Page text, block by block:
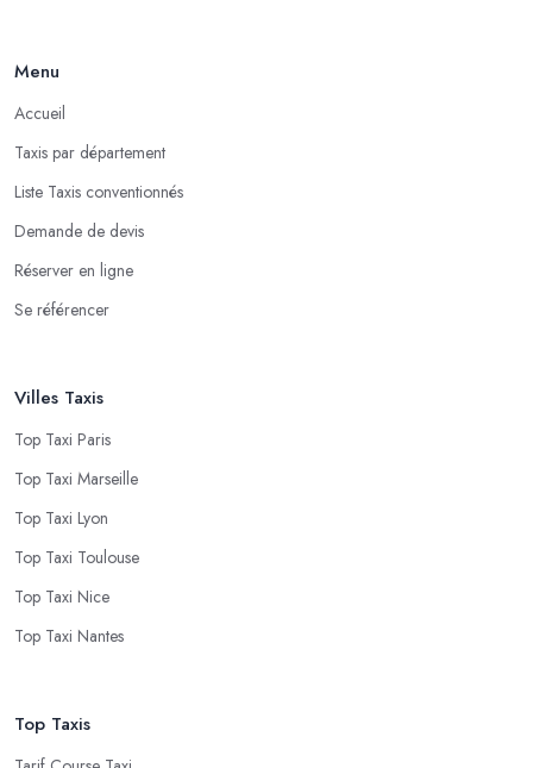
Menu
Accueil
Taxis par département
Liste Taxis conventionnés
Demande de devis
Réserver en ligne
Se référencer
Villes Taxis
Top Taxi Paris
Top Taxi Marseille
Top Taxi Lyon
Top Taxi Toulouse
Top Taxi Nice
Top Taxi Nantes
Top Taxis